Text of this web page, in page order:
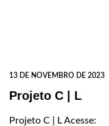
13 DE NOVEMBRO DE 2023
Projeto C | L
Projeto C | L Acesse: